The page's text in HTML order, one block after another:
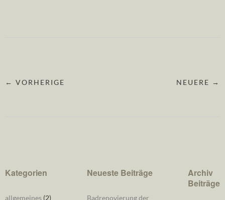
← VORHERIGE NEUERE →
Kategorien
allgemeines (2)
Neueste Beiträge
Badrenovierung der
Archiv
Beiträge